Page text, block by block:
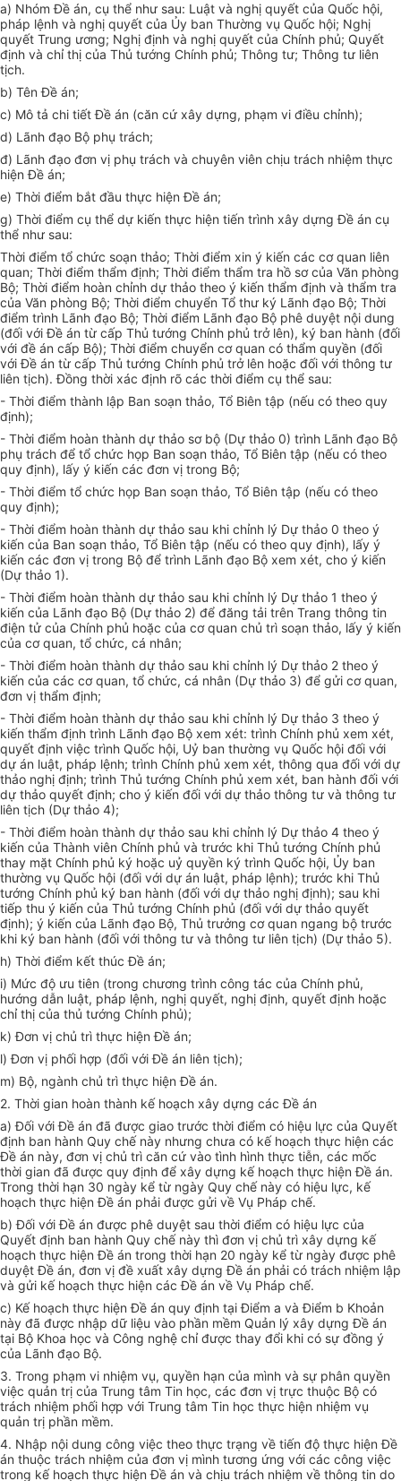
a) Nhóm Đề án, cụ thể như sau: Luật và nghị quyết của Quốc hội,
pháp lệnh và nghị quyết của Ủy ban Thường vụ Quốc hội; Nghị
quyết Trung ương; Nghị định và nghị quyết của Chính phủ; Quyết
định và chỉ thị của Thủ tướng Chính phủ; Thông tư; Thông tư liên
tịch.
b) Tên Đề án;
c) Mô tả chi tiết Đề án (căn cứ xây dựng, phạm vi điều chỉnh);
d) Lãnh đạo Bộ phụ trách;
đ) Lãnh đạo đơn vị phụ trách và chuyên viên chịu trách nhiệm thực
hiện Đề án;
e) Thời điểm bắt đầu thực hiện Đề án;
g) Thời điểm cụ thể dự kiến thực hiện tiến trình xây dựng Đề án cụ
thể như sau:
Thời điểm tổ chức soạn thảo; Thời điểm xin ý kiến các cơ quan liên
quan; Thời điểm thẩm định; Thời điểm thẩm tra hồ sơ của Văn phòng
Bộ; Thời điểm hoàn chỉnh dự thảo theo ý kiến thẩm định và thẩm tra
của Văn phòng Bộ; Thời điểm chuyển Tổ thư ký Lãnh đạo Bộ; Thời
điểm trình Lãnh đạo Bộ; Thời điểm Lãnh đạo Bộ phê duyệt nội dung
(đối với Đề án từ cấp Thủ tướng Chính phủ trở lên), ký ban hành (đối
với đề án cấp Bộ); Thời điểm chuyển cơ quan có thẩm quyền (đối
với Đề án từ cấp Thủ tướng Chính phủ trở lên hoặc đối với thông tư
liên tịch). Đồng thời xác định rõ các thời điểm cụ thể sau:
- Thời điểm thành lập Ban soạn thảo, Tổ Biên tập (nếu có theo quy
định);
- Thời điểm hoàn thành dự thảo sơ bộ (Dự thảo 0) trình Lãnh đạo Bộ
phụ trách để tổ chức họp Ban soạn thảo, Tổ Biên tập (nếu có theo
quy định), lấy ý kiến các đơn vị trong Bộ;
- Thời điểm tổ chức họp Ban soạn thảo, Tổ Biên tập (nếu có theo
quy định);
- Thời điểm hoàn thành dự thảo sau khi chỉnh lý Dự thảo 0 theo ý
kiến của Ban soạn thảo, Tổ Biên tập (nếu có theo quy định), lấy ý
kiến các đơn vị trong Bộ để trình Lãnh đạo Bộ xem xét, cho ý kiến
(Dự thảo 1).
- Thời điểm hoàn thành dự thảo sau khi chỉnh lý Dự thảo 1 theo ý
kiến của Lãnh đạo Bộ (Dự thảo 2) để đăng tải trên Trang thông tin
điện tử của Chính phủ hoặc của cơ quan chủ trì soạn thảo, lấy ý kiến
của cơ quan, tổ chức, cá nhân;
- Thời điểm hoàn thành dự thảo sau khi chỉnh lý Dự thảo 2 theo ý
kiến của các cơ quan, tổ chức, cá nhân (Dự thảo 3) để gửi cơ quan,
đơn vị thẩm định;
- Thời điểm hoàn thành dự thảo sau khi chỉnh lý Dự thảo 3 theo ý
kiến thẩm định trình Lãnh đạo Bộ xem xét: trình Chính phủ xem xét,
quyết định việc trình Quốc hội, Uỷ ban thường vụ Quốc hội đối với
dự án luật, pháp lệnh; trình Chính phủ xem xét, thông qua đối với dự
thảo nghị định; trình Thủ tướng Chính phủ xem xét, ban hành đối với
dự thảo quyết định; cho ý kiến đối với dự thảo thông tư và thông tư
liên tịch (Dự thảo 4);
- Thời điểm hoàn thành dự thảo sau khi chỉnh lý Dự thảo 4 theo ý
kiến của Thành viên Chính phủ và trước khi Thủ tướng Chính phủ
thay mặt Chính phủ ký hoặc uỷ quyền ký trình Quốc hội, Ủy ban
thường vụ Quốc hội (đối với dự án luật, pháp lệnh); trước khi Thủ
tướng Chính phủ ký ban hành (đối với dự thảo nghị định); sau khi
tiếp thu ý kiến của Thủ tướng Chính phủ (đối với dự thảo quyết
định); ý kiến của Lãnh đạo Bộ, Thủ trưởng cơ quan ngang bộ trước
khi ký ban hành (đối với thông tư và thông tư liên tịch) (Dự thảo 5).
h) Thời điểm kết thúc Đề án;
i) Mức độ ưu tiên (trong chương trình công tác của Chính phủ,
hướng dẫn luật, pháp lệnh, nghị quyết, nghị định, quyết định hoặc
chỉ thị của thủ tướng Chính phủ);
k) Đơn vị chủ trì thực hiện Đề án;
l) Đơn vị phối hợp (đối với Đề án liên tịch);
m) Bộ, ngành chủ trì thực hiện Đề án.
2. Thời gian hoàn thành kế hoạch xây dựng các Đề án
a) Đối với Đề án đã được giao trước thời điểm có hiệu lực của Quyết
định ban hành Quy chế này nhưng chưa có kế hoạch thực hiện các
Đề án này, đơn vị chủ trì căn cứ vào tình hình thực tiễn, các mốc
thời gian đã được quy định để xây dựng kế hoạch thực hiện Đề án.
Trong thời hạn 30 ngày kể từ ngày Quy chế này có hiệu lực, kế
hoạch thực hiện Đề án phải được gửi về Vụ Pháp chế.
b) Đối với Đề án được phê duyệt sau thời điểm có hiệu lực của
Quyết định ban hành Quy chế này thì đơn vị chủ trì xây dựng kế
hoạch thực hiện Đề án trong thời hạn 20 ngày kể từ ngày được phê
duyệt Đề án, đơn vị đề xuất xây dựng Đề án phải có trách nhiệm lập
và gửi kế hoạch thực hiện các Đề án về Vụ Pháp chế.
c) Kế hoạch thực hiện Đề án quy định tại Điểm a và Điểm b Khoản
này đã được nhập dữ liệu vào phần mềm Quản lý xây dựng Đề án
tại Bộ Khoa học và Công nghệ chỉ được thay đổi khi có sự đồng ý
của Lãnh đạo Bộ.
3. Trong phạm vi nhiệm vụ, quyền hạn của mình và sự phân quyền
việc quản trị của Trung tâm Tin học, các đơn vị trực thuộc Bộ có
trách nhiệm phối hợp với Trung tâm Tin học thực hiện nhiệm vụ
quản trị phần mềm.
4. Nhập nội dung công việc theo thực trạng về tiến độ thực hiện Đề
án thuộc trách nhiệm của đơn vị mình tương ứng với các công việc
trong kế hoạch thực hiện Đề án và chịu trách nhiệm về thông tin do